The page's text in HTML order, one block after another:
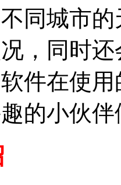
同城市
，同时
件在使
的小伙